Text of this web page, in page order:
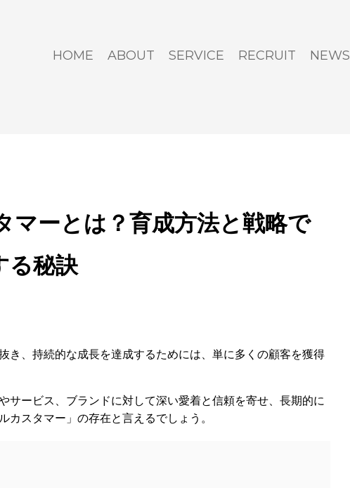
HOME ABOUT SERVICE RECRUIT NEWS
マーとは？育成方法と戦略で
る秘訣
き、持続的な成長を達成するためには、単に多くの顧客を獲得
サービス、ブランドに対して深い愛着と信頼を寄せ、長期的に
カスタマー」の存在と言えるでしょう。